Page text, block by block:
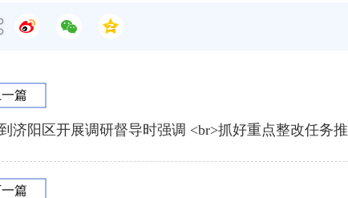
一篇
济阳区开展调研督导时强调 <br>抓好重点整改任务
篇